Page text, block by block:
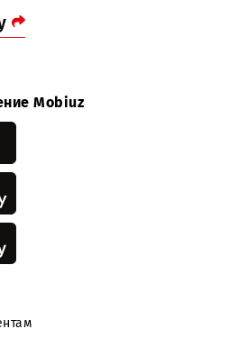
Алмалык', 27 км.
Mobiuz